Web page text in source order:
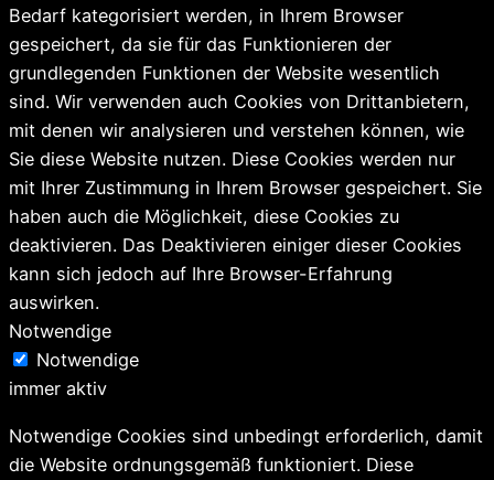
Bedarf kategorisiert werden, in Ihrem Browser
gespeichert, da sie für das Funktionieren der
grundlegenden Funktionen der Website wesentlich
sind. Wir verwenden auch Cookies von Drittanbietern,
mit denen wir analysieren und verstehen können, wie
Sie diese Website nutzen. Diese Cookies werden nur
mit Ihrer Zustimmung in Ihrem Browser gespeichert. Sie
haben auch die Möglichkeit, diese Cookies zu
deaktivieren. Das Deaktivieren einiger dieser Cookies
kann sich jedoch auf Ihre Browser-Erfahrung
auswirken.
Notwendige
Notwendige
immer aktiv
Notwendige Cookies sind unbedingt erforderlich, damit
die Website ordnungsgemäß funktioniert. Diese